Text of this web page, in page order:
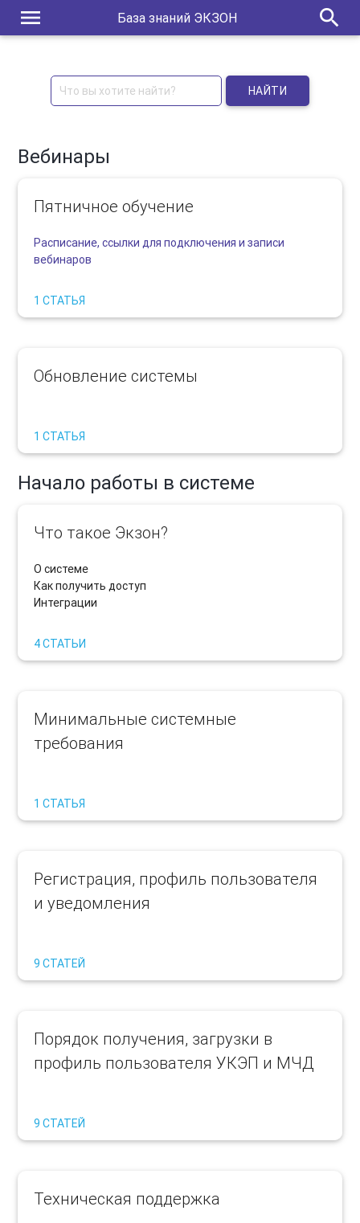
menu База знаний ЭКЗОН search
НАЙТИ
Вебинары
Пятничное обучение
Расписание, ссылки для подключения и записи
вебинаров
1 СТАТЬЯ
Обновление системы
1 СТАТЬЯ
Начало работы в системе
Что такое Экзон?
О системе
Как получить доступ
Интеграции
4 СТАТЬИ
Минимальные системные
требования
1 СТАТЬЯ
Регистрация, профиль пользователя
и уведомления
9 СТАТЕЙ
Порядок получения, загрузки в
профиль пользователя УКЭП и МЧД
9 СТАТЕЙ
Техническая поддержка